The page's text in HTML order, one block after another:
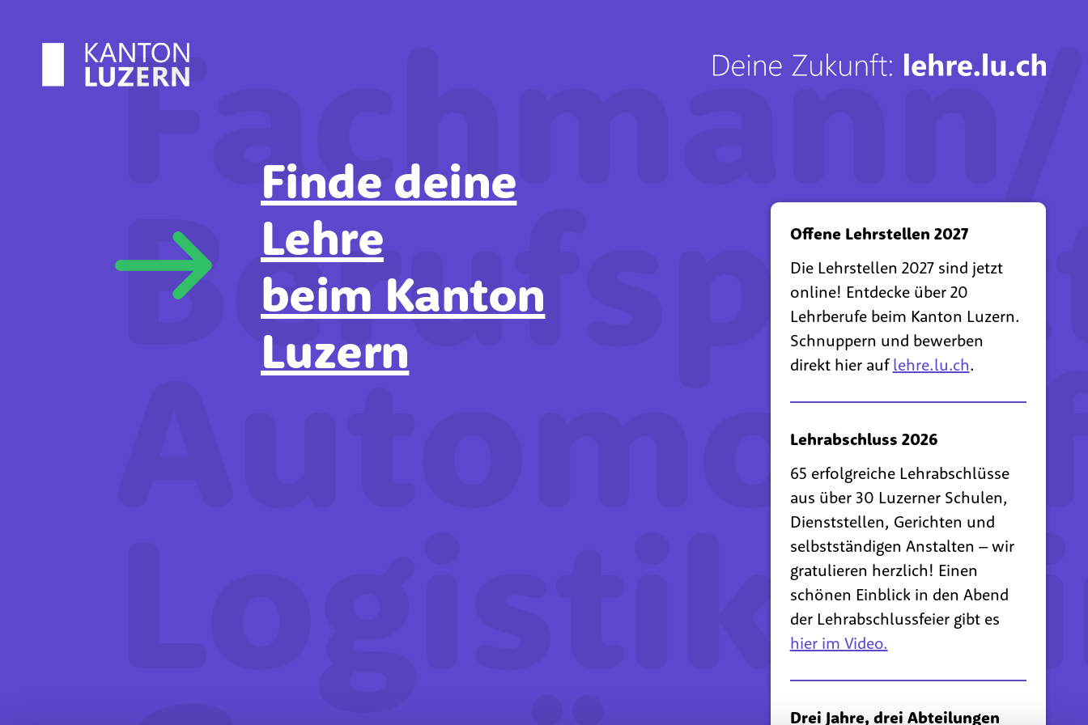
Logistiker/
Finde deine
Lehre
beim Kanton
Luzern
Offene Lehrstellen 2027
Die Lehrstellen 2027 sind jetzt
online! Entdecke über 20
Lehrberufe beim Kanton Luzern.
Schnuppern und bewerben
direkt hier auf lehre.lu.ch.
Lehrabschluss 2026
65 erfolgreiche Lehrabschlüsse
aus über 30 Luzerner Schulen,
Dienststellen, Gerichten und
selbstständigen Anstalten – wir
gratulieren herzlich! Einen
schönen Einblick in den Abend
der Lehrabschlussfeier gibt es
hier im Video.
Drei Jahre, drei Abteilungen